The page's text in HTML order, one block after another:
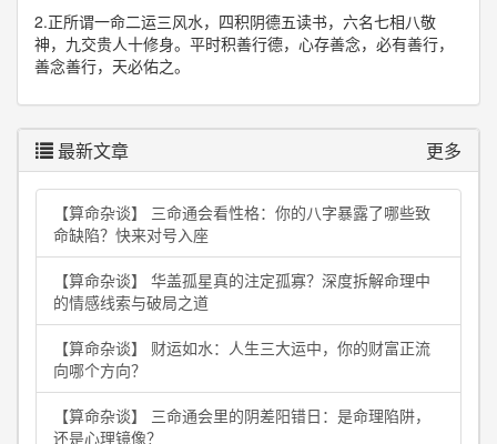
2.正所谓一命二运三风水，四积阴德五读书，六名七相八敬
神，九交贵人十修身。平时积善行德，心存善念，必有善行，
善念善行，天必佑之。
最新文章 更多
【算命杂谈】 三命通会看性格：你的八字暴露了哪些致
命缺陷？快来对号入座
【算命杂谈】 华盖孤星真的注定孤寡？深度拆解命理中
的情感线索与破局之道
【算命杂谈】 财运如水：人生三大运中，你的财富正流
向哪个方向？
【算命杂谈】 三命通会里的阴差阳错日：是命理陷阱，
还是心理镜像？